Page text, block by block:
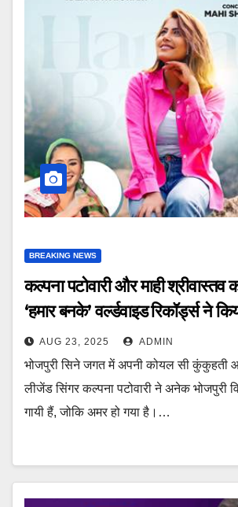
BREAKING NEWS
कल्पना पटोवारी और माही श्रीवास्तव
‘हमार बनके’ वर्ल्डवाइड रिकॉर्ड्स ने
AUG 23, 2025 ADMIN
भोजपुरी सिने जगत में अपनी कोयल सी कुंकुहती
लीजेंड सिंगर कल्पना पटोवारी ने अनेक भोजपुरी
गायी हैं, जोकि अमर हो गया है।…